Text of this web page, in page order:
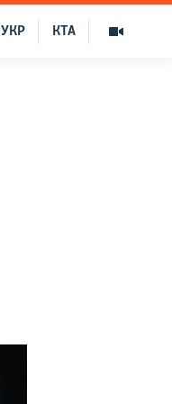
КТА
УКР